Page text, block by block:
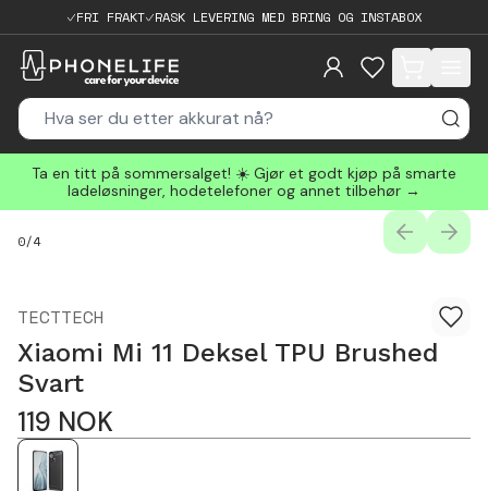
FRI FRAKT RASK LEVERING MED BRING OG INSTABOX
items in cart,
Ta en titt på sommersalget! ☀️ Gjør et godt kjøp på smarte
ladeløsninger, hodetelefoner og annet tilbehør →
0/4
TECTTECH
Xiaomi Mi 11 Deksel TPU Brushed
Svart
119 NOK